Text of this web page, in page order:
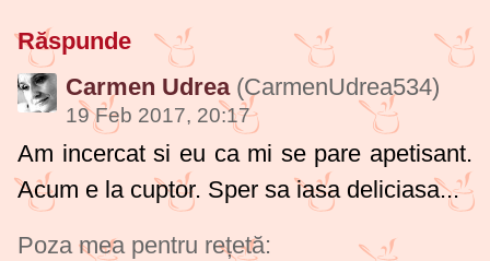
Răspunde
Carmen Udrea (CarmenUdrea534)
19 Feb 2017, 20:17
Am incercat si eu ca mi se pare apetisant.
Acum e la cuptor. Sper sa iasa deliciasa...
Poza mea pentru rețetă: